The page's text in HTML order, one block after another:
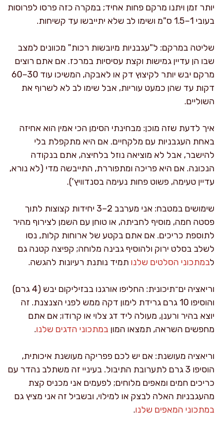
יותר זמן ויתנו מרקם פחות אחיד; במקרה כזה פרסו לפרוסות
בעובי 1–1.5 ס"מ ושימו לב שלא יתייבשו עד קשיחות.
שליטה במרקם: ל"עגבניות מיובשות רכות" מכוונים למצב
שבו הן עדיין גמישות וקצת עסיסיות במרכז. אם אתם רוצים
מרקם יבש יותר לקיצוץ דק או לאבקה, המשיכו עוד 30–60
דקות עד שהן כמעט עוריות, אבל שימו לב לא לשרוף את
השוליים.
איך לדעת שזה מוכן: מבחינתי הסימן הכי אמין הוא אחיזה
באחת העגבניות עם מלקחיים. אם היא מתקפלת בלי
להישבר, אבל לא מוציאה נוזל בלחיצה, אתם בנקודה
הנכונה. אם היא פריכה ומתפוררת, התייבשה מדי (לא נורא,
עדיין טעימה, פשוט פחות נעימה בסנדוויץ').
שימושים במטבח: אני מערבב 2–3 יחידות קצוצות לתוך
פסטה חמה, מוסיף לחביתה, או טוחן עם השמן לצירוף מהיר
לתוספת כריכים. אם אתם בקטע של ארוחות קלות, נסו
לשלב בסלט ירוק ולהוסיף גבינה מלוחה; קפיצה קטנה גם
לבמתכוני הסלטים שלנו תמיד נותנת רעיונות להגשה.
וריאציה ים־תיכונית: החליפו אורגנו בבזיליקום יבש (4 גרם)
והוסיפו 10 גרם גרידת לימון דקה ממש לפני הצנצנת. זה
יוצא בהיר ורענן, מעולה ליד דג צלוי או קרודו; אם אתם
מחפשים השראה, תמצאו המון במתכוני הדגים שלנו.
וריאציה מעושנת: אם יש לכם פפריקה מעושנת איכותית,
הוסיפו 3 גרם לתערובת התיבול. בעיניי זה משתלב נהדר עם
כריכים חמים ומאפים מלוחים; לפעמים אני מכניס קצת
מהעגבניות האלה לבצק או למילוי, ובשביל זה אני מציץ גם
במתכוני המאפים שלנו.